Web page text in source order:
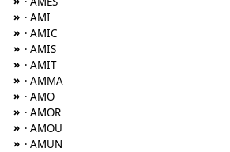
» · AMI
» · AMIC
» · AMIS
» · AMIT
» · AMMA
» · AMO
» · AMOR
» · AMOU
» · AMUN